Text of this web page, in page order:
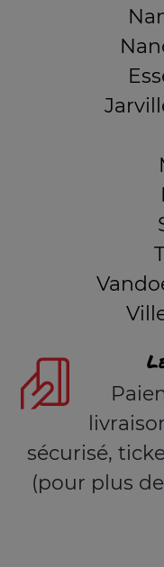
sécurisé,
(pour plus